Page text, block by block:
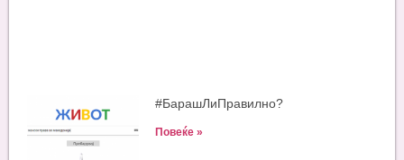
#БарашЛиПравилно?
Повеќе »